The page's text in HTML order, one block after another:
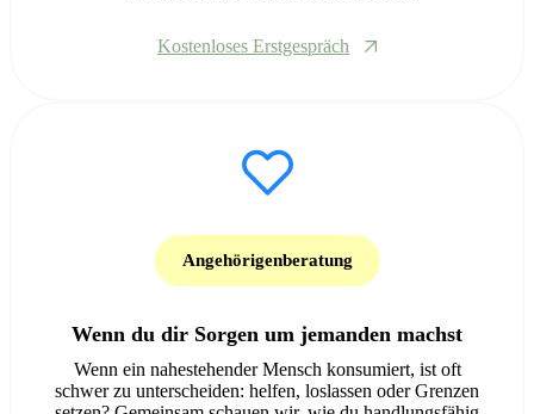
Kostenloses Erstgespräch
Angehörigenberatung
Wenn du dir Sorgen um jemanden machst
Wenn ein nahestehender Mensch konsumiert, ist oft
schwer zu unterscheiden: helfen, loslassen oder Grenzen